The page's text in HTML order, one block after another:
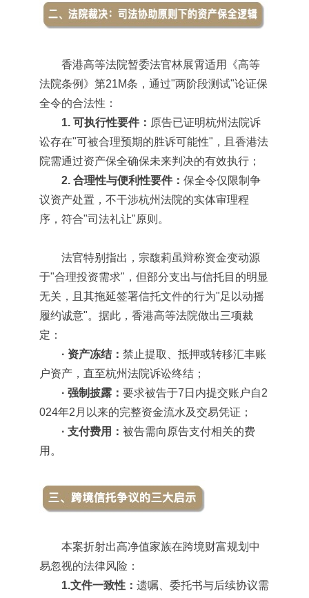
香港高等法院暂委法官林展霄适用《高等
法院条例》第21M条，通过"两阶段测试"论证保
全令的合法性：
1. 可执行性要件： 原告已证明杭州法院诉
讼存在"可被合理预期的胜诉可能性"，且香港法
院需通过资产保全确保未来判决的有效执行；
2. 合理性与便利性要件： 保全令仅限制争
议资产处置，不干涉杭州法院的实体审理程
序，符合"司法礼让"原则。
法官特别指出，宗馥莉虽辩称资金变动源
于"合理投资需求"，但部分支出与信托目的明显
无关，且其拖延签署信托文件的行为"足以动摇
履约诚意"。据此，香港高等法院做出三项裁
定：
· 资产冻结： 禁止提取、抵押或转移汇丰账
户资产，直至杭州法院诉讼终结；
· 强制披露： 要求被告于7日内提交账户自2
024年2月以来的完整资金流水及交易凭证；
· 支付费用： 被告需向原告支付相关的费
用。
本案折射出高净值家族在跨境财富规划中
易忽视的法律风险：
1.文件一致性： 遗嘱、委托书与后续协议需